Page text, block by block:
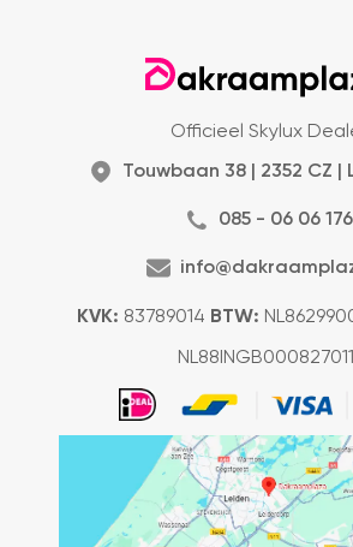
Officieel Skylux
Touwbaan 38 | 2352 CZ
085 - 06 06 176
KVK: 83789014 BTW: